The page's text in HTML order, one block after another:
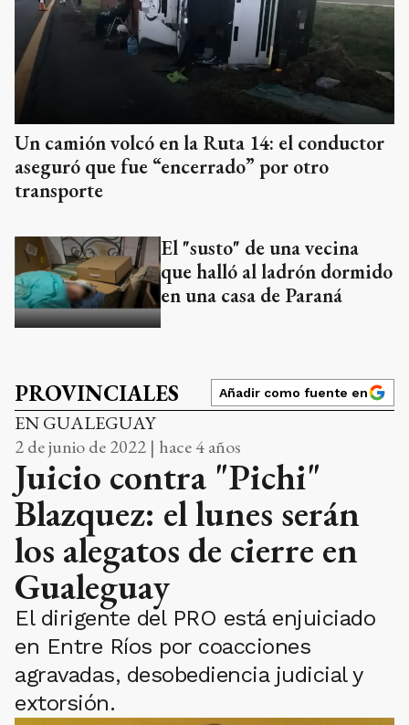
Un camión volcó en la Ruta 14: el conductor
aseguró que fue “encerrado” por otro
transporte
El "susto" de una vecina
que halló al ladrón dormido
en una casa de Paraná
PROVINCIALES Añadir como fuente en
EN GUALEGUAY
2 de junio de 2022 | hace 4 años
Juicio contra "Pichi"
Blazquez: el lunes serán
los alegatos de cierre en
Gualeguay
El dirigente del PRO está enjuiciado
en Entre Ríos por coacciones
agravadas, desobediencia judicial y
extorsión.